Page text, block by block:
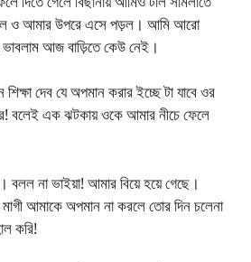
ও আমার উপরে এসে পড়ল। আমি আরো
ভাবলাম আজ বাড়িতে কেউ নেই।
দেব যে অপমান করার ইচ্ছে টা যাবে ওর
বলেই এক ঝটকায় ওকে আমার নীচে ফেলে
না ভাইয়া! আমার বিয়ে হয়ে গেছে।
আমাকে অপমান না করলে তোর দিন চলেনা
করি!